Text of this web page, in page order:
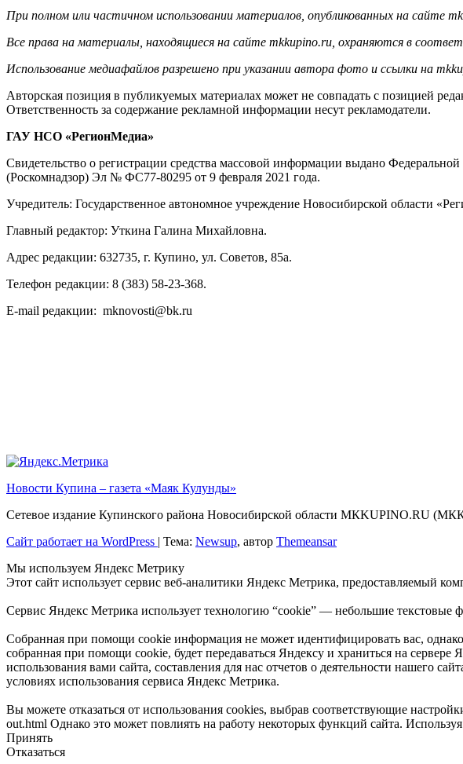
При полном или частичном использовании материалов, опубликованных на сайте
Все права на материалы, находящиеся на сайте mkkupino.ru, охраняются в
Использование медиафайлов разрешено при указании автора фото и ссылки на
Авторская позиция в публикуемых материалах может не совпадать с позицией
Ответственность за содержание рекламной информации несут рекламодатели.
ГАУ НСО «РегионМедиа»
Свидетельство о регистрации средства массовой информации выдано
(Роскомнадзор) Эл № ФС77-80295 от 9 февраля 2021 года.
Учредитель: Государственное автономное учреждение Новосибирской области
Главный редактор: Уткина Галина Михайловна.
Адрес редакции: 632735, г. Купино, ул. Советов, 85а.
Телефон редакции: 8 (383) 58-23-368.
E-mail редакции: mknovosti@bk.ru
Новости Купина – газета «Маяк Кулунды»
Сетевое издание Купинского района Новосибирской области МКKUPINO.RU
Сайт работает на WordPress | Тема: Newsup, автор Themeansar
Мы используем Яндекс Метрику
Этот сайт использует сервис веб-аналитики Яндекс Метрика,
Сервис Яндекс Метрика использует технологию “cookie” — небольшие текстовые
Собранная при помощи cookie информация не может идентифицировать вас,
собранная при помощи cookie, будет передаваться Яндексу и храниться на
использования вами сайта, составления для нас отчетов о деятельности нашего
условиях использования сервиса Яндекс Метрика.
Вы можете отказаться от использования cookies, выбрав соответствующие
out.html Однако это может повлиять на работу некоторых функций сайта.
Принять
Отказаться